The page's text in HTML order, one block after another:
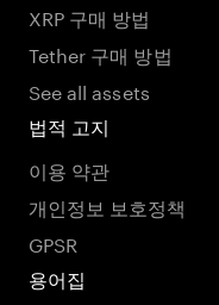
XRP 구매 방법
Tether 구매 방법
See all assets
법적 고지
이용 약관
개인정보 보호정책
GPSR
용어집